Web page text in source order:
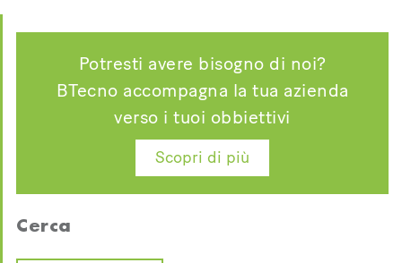
Potresti avere bisogno di noi?
BTecno accompagna la tua azienda
verso i tuoi obbiettivi
Scopri di più
Cerca